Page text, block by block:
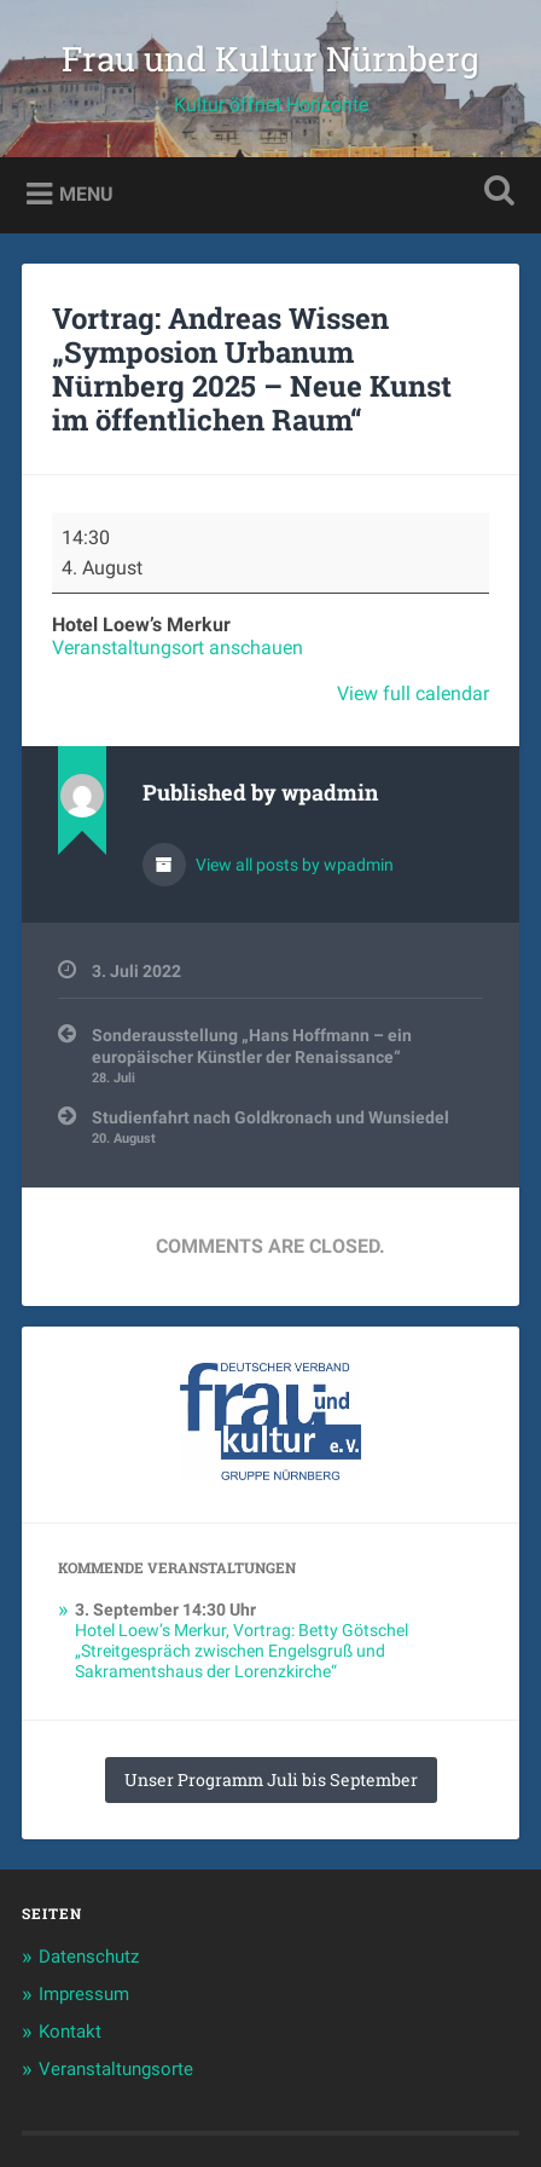
content
SearchFrau und Kultur Nürnberg
Kultur öffnet Horizonte
MENU
Vortrag: Andreas Wissen
„Symposion Urbanum
Nürnberg 2025 – Neue Kunst
im öffentlichen Raum“
Andreas
Wissen
„Symposion
Urbanum
Nürnberg
2025
im
öffentlichen
Raum“
14:30
4. August
Hotel Loew’s Merkur
Veranstaltungsort anschauen
View full calendar
Published bywpadmin
View all posts by wpadmin
3. Juli 2022
Beitragsnavigation
Sonderausstellung „Hans Hoffmann – ein
europäischer Künstler der Renaissance“
28. Juli
Studienfahrt nach Goldkronach und Wunsiedel
20. August
COMMENTS ARE CLOSED.
KOMMENDE VERANSTALTUNGEN
3. September14:30 Uhr
Hotel Loew’s Merkur, Vortrag: Betty Götschel
„Streitgespräch zwischen Engelsgruß und
Sakramentshaus der Lorenzkirche“
Unser Programm Juli bis September
SEITEN
Datenschutz
Impressum
Kontakt
Veranstaltungsorte